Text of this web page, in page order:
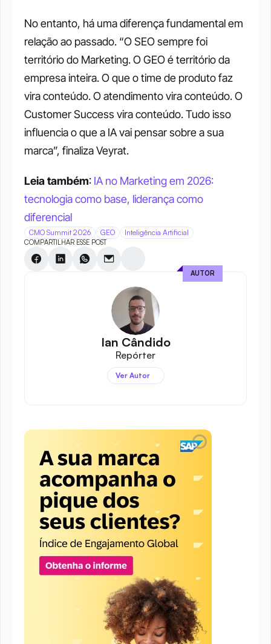
No entanto, há uma diferença fundamental em
relação ao passado. “O SEO sempre foi
território do Marketing. O GEO é território da
empresa inteira. O que o time de produto faz
vira conteúdo. O atendimento vira conteúdo. O
Customer Success vira conteúdo. Tudo isso
influencia o que a IA vai pensar sobre a sua
marca”, finaliza Veyrat.
Leia também: IA no Marketing em 2026:
tecnologia como base, liderança como
diferencial
CMO Summit 2026 GEO Inteligência Artificial
COMPARTILHAR ESSE POST
Ian Cândido
Repórter
Ver Autor
AUTOR